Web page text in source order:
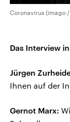
Coronavirus (imago
Das Interview
Jürgen
Ihnen auf der
Gernot Marx: